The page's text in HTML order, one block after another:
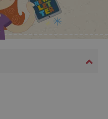
www.agatinsvijet.hr
PHP.net